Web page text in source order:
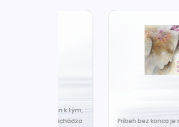
Príbeh bez konca je nová básnická